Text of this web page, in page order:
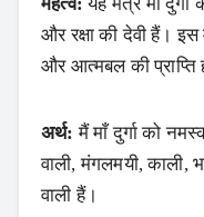
और रक्षा की देवी हैं।
और आत्मबल की प्राप्ति
अर्थ: मैं माँ दुर्गा को
वाली, मंगलमयी, काली,
वाली हैं।